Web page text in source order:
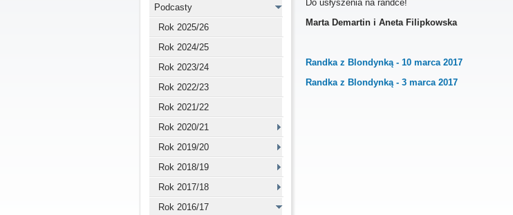
Podcasty
Rok 2025/26
Rok 2024/25
Rok 2023/24
Rok 2022/23
Rok 2021/22
Rok 2020/21
Rok 2019/20
Rok 2018/19
Rok 2017/18
Rok 2016/17
Do usłyszenia na randce!
Marta Demartin i Aneta Filipkowska
Randka z Blondynką - 10 marca 2017
Randka z Blondynką - 3 marca 2017